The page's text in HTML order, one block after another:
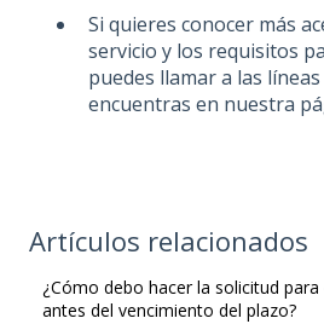
Si quieres conocer más
servicio y los requisitos
puedes llamar a las
encuentras en nuestra
Artículos relacionados
¿Cómo debo hacer la solicitud
antes del vencimiento del plazo?